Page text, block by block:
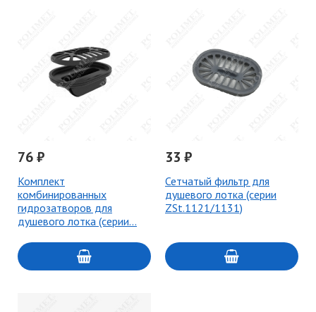
76 ₽
Комплект
комбинированных
гидрозатворов для
душевого лотка (серии…
33 ₽
Сетчатый фильтр для
душевого лотка (серии
ZSt.1121/1131)